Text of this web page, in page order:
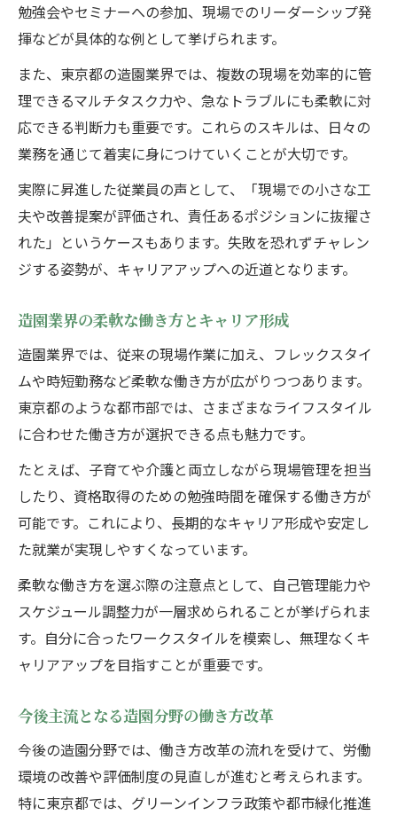
勉強会やセミナーへの参加、現場でのリーダーシップ発
揮などが具体的な例として挙げられます。
また、東京都の造園業界では、複数の現場を効率的に管
理できるマルチタスク力や、急なトラブルにも柔軟に対
応できる判断力も重要です。これらのスキルは、日々の
業務を通じて着実に身につけていくことが大切です。
実際に昇進した従業員の声として、「現場での小さな工
夫や改善提案が評価され、責任あるポジションに抜擢さ
れた」というケースもあります。失敗を恐れずチャレン
ジする姿勢が、キャリアアップへの近道となります。
造園業界の柔軟な働き方とキャリア形成
造園業界では、従来の現場作業に加え、フレックスタイ
ムや時短勤務など柔軟な働き方が広がりつつあります。
東京都のような都市部では、さまざまなライフスタイル
に合わせた働き方が選択できる点も魅力です。
たとえば、子育てや介護と両立しながら現場管理を担当
したり、資格取得のための勉強時間を確保する働き方が
可能です。これにより、長期的なキャリア形成や安定し
た就業が実現しやすくなっています。
柔軟な働き方を選ぶ際の注意点として、自己管理能力や
スケジュール調整力が一層求められることが挙げられま
す。自分に合ったワークスタイルを模索し、無理なくキ
ャリアアップを目指すことが重要です。
今後主流となる造園分野の働き方改革
今後の造園分野では、働き方改革の流れを受けて、労働
環境の改善や評価制度の見直しが進むと考えられます。
特に東京都では、グリーンインフラ政策や都市緑化推進